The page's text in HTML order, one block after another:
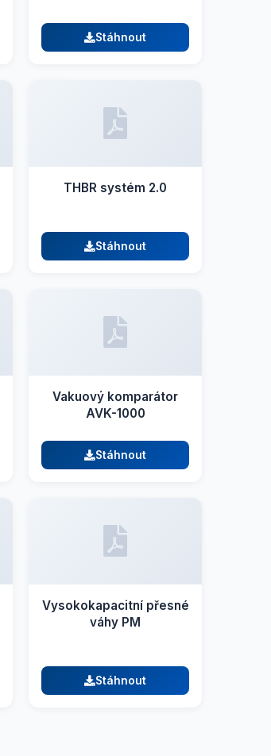
Stáhnout
THBR systém 2.0
Stáhnout
Vakuový komparátor
AVK-1000
Stáhnout
Vysokokapacitní přesné
váhy PM
Stáhnout